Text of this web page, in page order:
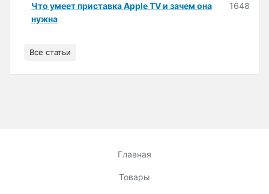
Что умеет приставка Apple TV и зачем она
нужна
1648
Все статьи
Главная
Товары